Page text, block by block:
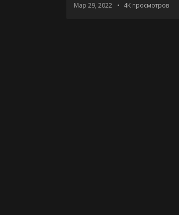
Мар 29, 2022 4K просмотров